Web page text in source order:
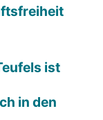
ist
in den